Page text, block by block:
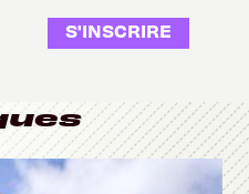
S'INSCRIRE